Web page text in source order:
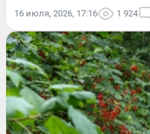
16 июля, 2026, 17:16 1 924